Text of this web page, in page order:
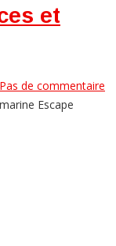
et
Pas de commentaire
Escape